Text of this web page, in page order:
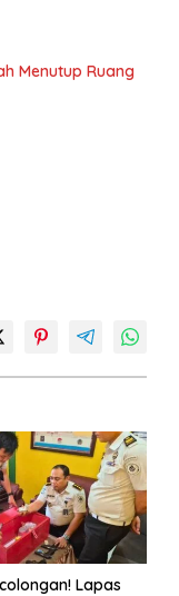
Menutup Ruang
Lapas